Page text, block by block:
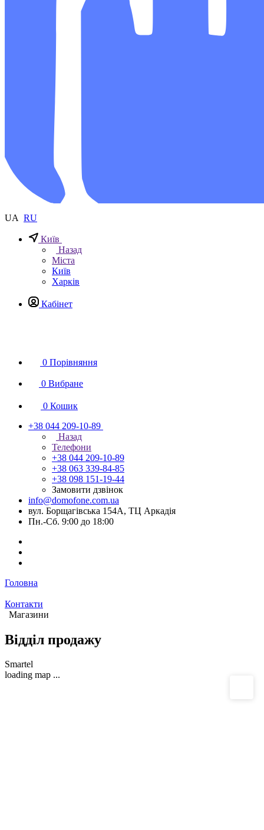
UA RU
Київ
Назад
Міста
Київ
Харків
Кабінет
0 Порівняння
0 Вибране
0 Кошик
+38 044 209-10-89
Назад
Телефони
+38 044 209-10-89
+38 063 339-84-85
+38 098 151-19-44
Замовити дзвінок
info@domofone.com.ua
вул. Борщагівська 154А, ТЦ Аркадія
Пн.-Сб. 9:00 до 18:00
Головна
Контакти
Магазини
Відділ продажу
Smartel
loading map ...